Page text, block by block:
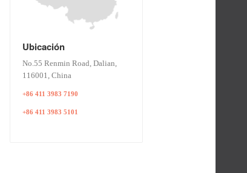
Ubicación
No.55 Renmin Road, Dalian,
116001, China
+86 411 3983 7190
+86 411 3983 5101